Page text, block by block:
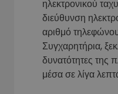
ηλεκτρονικού
διεύθυνση
αριθμό
Συγχαρητήρια,
δυνατότητες
μέσα σε λίγα